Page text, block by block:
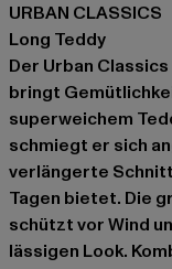
URBAN CLASSICS
Long Teddy
Der Urban
bringt
superweichem
schmiegt er sich
verlängerte
Tagen bietet. Die
schützt vor Wind
lässigen Look.